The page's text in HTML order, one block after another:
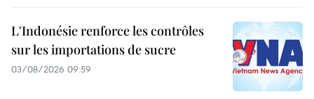
L'Indonésie renforce les contrôles
sur les importations de sucre
03/08/2026 09:59